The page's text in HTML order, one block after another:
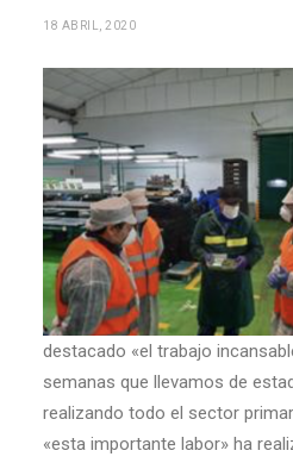
18 ABRIL, 2020
destacado «el trabajo
semanas que llevamos de
realizando todo el sector
«esta importante labor» ha